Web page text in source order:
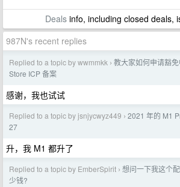
Dealsinfo, including closed deals,
987N's recent replies
Replied to a topic by wwmmkk › 教大家如何申请豁
Store ICP 备案
感谢，我也试试
Replied to a topic by jsnjycwyz449 › 2021 年的 M1
27
升，我 M1 都升了
Replied to a topic by EmberSpirit › 想问一下我这个
少钱?